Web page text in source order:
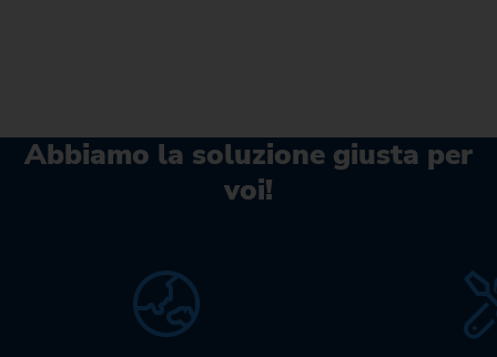
Abbiamo la soluzione giusta per
voi!